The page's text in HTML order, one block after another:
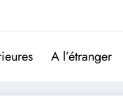
A l’étranger